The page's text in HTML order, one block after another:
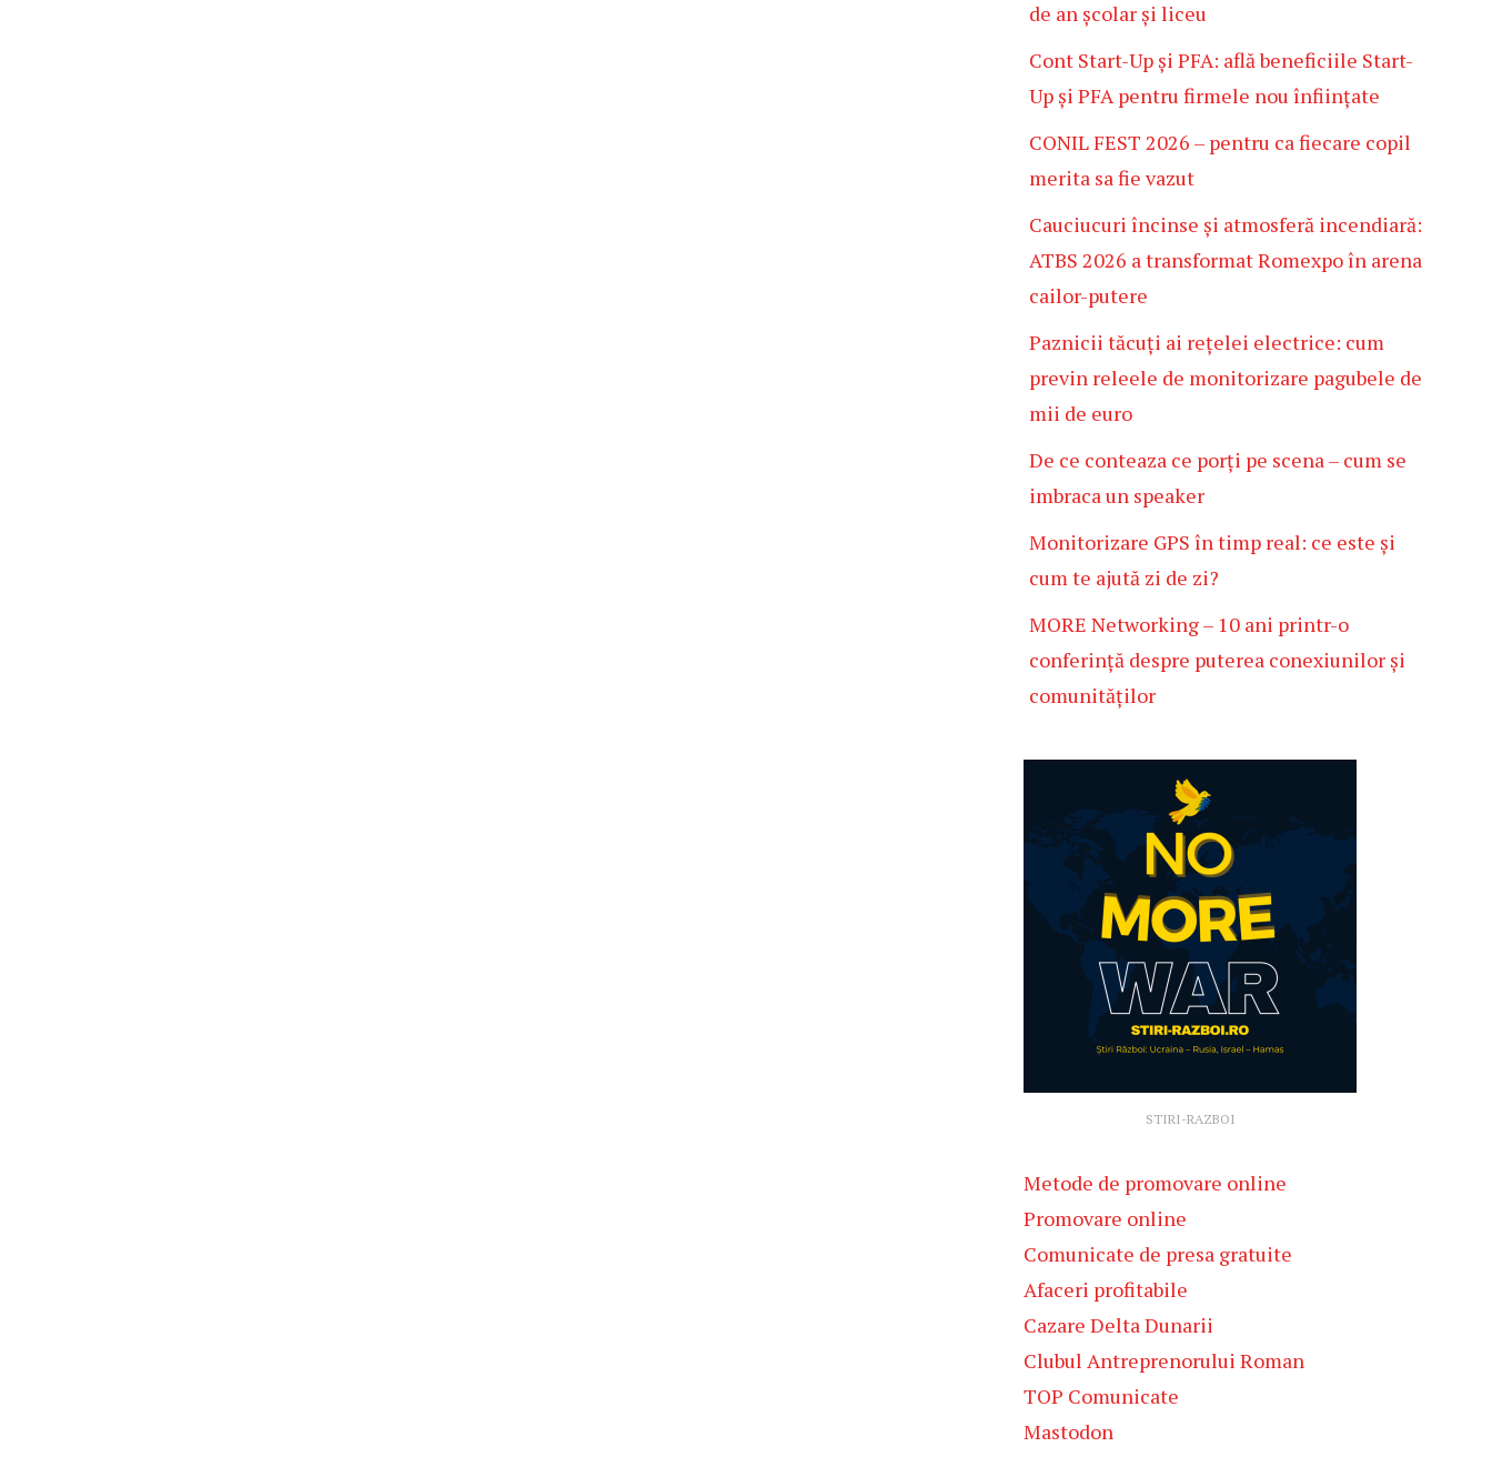
de an școlar și liceu
Cont Start-Up și PFA: află beneficiile Start-
Up și PFA pentru firmele nou înființate
CONIL FEST 2026 – pentru ca fiecare copil
merita sa fie vazut
Cauciucuri încinse și atmosferă incendiară:
ATBS 2026 a transformat Romexpo în arena
cailor-putere
Paznicii tăcuți ai rețelei electrice: cum
previn releele de monitorizare pagubele de
mii de euro
De ce conteaza ce porți pe scena – cum se
imbraca un speaker
Monitorizare GPS în timp real: ce este și
cum te ajută zi de zi?
MORE Networking – 10 ani printr-o
conferință despre puterea conexiunilor și
comunităților
STIRI-RAZBOI
Metode de promovare online
Promovare online
Comunicate de presa gratuite
Afaceri profitabile
Cazare Delta Dunarii
Clubul Antreprenorului Roman
TOP Comunicate
Mastodon